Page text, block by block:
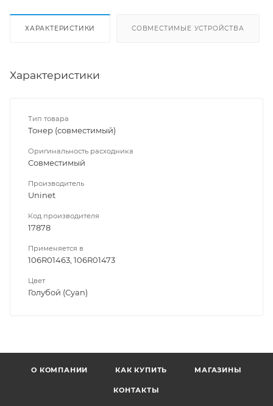
ХАРАКТЕРИСТИКИ СОВМЕСТИМЫЕ УСТРОЙСТВА
Характеристики
Тип товара
Тонер (совместимый)
Оригинальность расходника
Совместимый
Производитель
Uninet
Код производителя
17878
Применяется в
106R01463, 106R01473
Цвет
Голубой (Cyan)
О КОМПАНИИ КАК КУПИТЬ МАГАЗИНЫ
КОНТАКТЫ